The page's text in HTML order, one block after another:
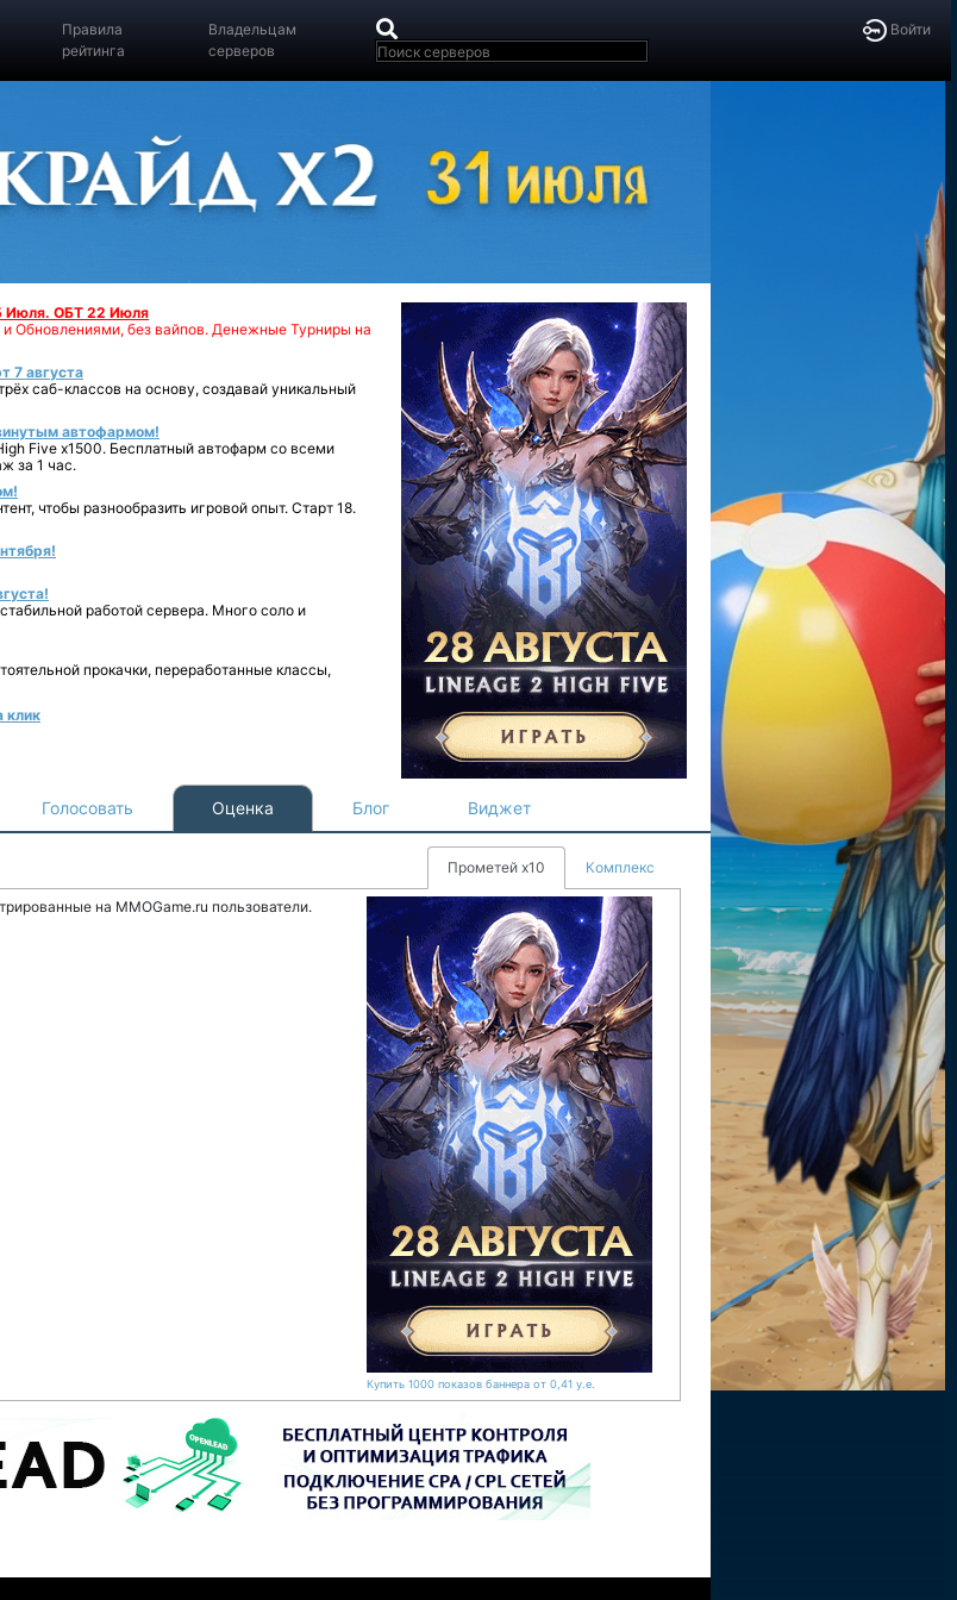
Войти
Правила
рейтинга
Владельцам
серверов
Июля. ОБТ 22 Июля
Обновлениями, без вайпов. Денежные Турниры на
7 августа
саб-классов на основу, создавай уникальный
автофармом!
Five x1500. Бесплатный автофарм со всеми
за 1 час.
чтобы разнообразить игровой опыт. Старт 18.
работой сервера. Много соло и
прокачки, переработанные классы,
клик
Голосовать Оценка Блог Виджет
Прометей х10 Комплекс
на MMOGame.ru пользователи.
Купить 1000 показов баннера от 0,41 у.е.